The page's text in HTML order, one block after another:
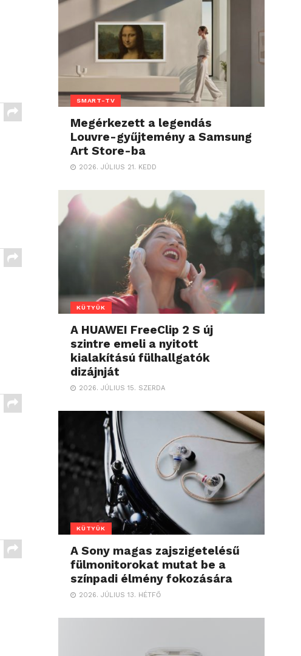
SMART-TV
Megérkezett a legendás
Louvre-gyűjtemény a Samsung
Art Store-ba
2026. JÚLIUS 21. KEDD
KÜTYÜK
A HUAWEI FreeClip 2 S új
szintre emeli a nyitott
kialakítású fülhallgatók
dizájnját
2026. JÚLIUS 15. SZERDA
KÜTYÜK
A Sony magas zajszigetelésű
fülmonitorokat mutat be a
színpadi élmény fokozására
2026. JÚLIUS 13. HÉTFŐ